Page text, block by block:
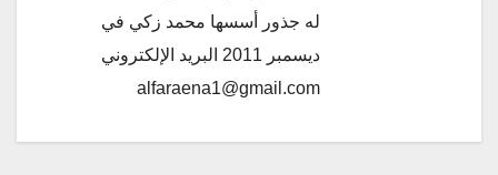
له جذور أسسها محمد زكي في
ديسمبر 2011 البريد الإلكتروني
alfaraena1@gmail.com